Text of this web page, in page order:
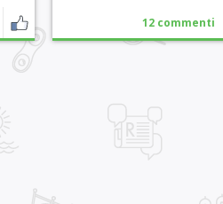
12 commenti